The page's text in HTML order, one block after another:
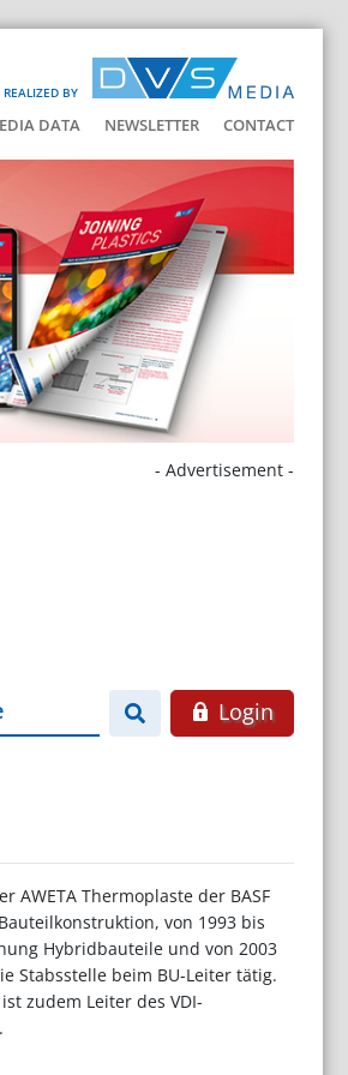
REALIZED BY
DATA NEWSLETTER CONTACT
- Advertisement -
Login
Thermoplaste der BASF
von 1993 bis
Hybridbauteile und von 2003
Stabsstelle beim BU-Leiter tätig.
zudem Leiter des VDI-